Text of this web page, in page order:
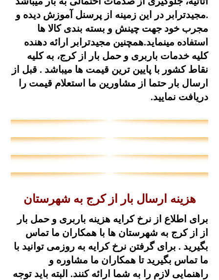
.مجیدترابر در این زمینه از پرسنل آموزش دیده و
مجرب خود جهت چینش و بسته بندی کالا ها
استفاده مینماید.همچنین مجیدترابر ارائه دهنده
کلیه خدمات باربری و حمل بار از کرج، به کلیه
نقاط کشور با پایین ترین قیمت ها میباشد . قبل از
ارسال بار حتما از مشاورین ما استعلام قیمت را
دریافت نمایید.
هزینه ارسال بار از کرج به شهرستان
برای اطلاع از نرخ کرایه هزینه باربری و حمل بار
از از کرج به شهرستان ها با همکاران ماتماس
بگیرید . برای گرفتن نرخ کرایه به روزمی توانید با
ما تماس بگیرید تا همکاران ما مشاوره و
راهنمایی لازم را به شما ارائه کنند. البته باید توجه